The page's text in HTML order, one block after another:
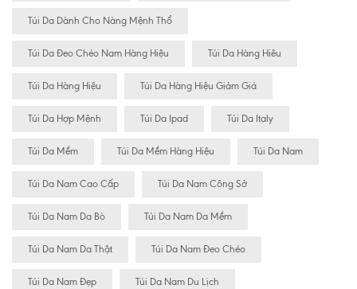
Túi Da Dành Cho Nàng Mệnh Thổ
Túi Da Đeo Chéo Nam Hàng Hiệu Túi Da Hàng Hiêu
Túi Da Hàng Hiệu Túi Da Hàng Hiệu Giảm Giá
Túi Da Hợp Mệnh Túi Da Ipad Túi Da Italy
Túi Da Mềm Túi Da Mềm Hàng Hiệu Túi Da Nam
Túi Da Nam Cao Cấp Túi Da Nam Công Sở
Túi Da Nam Da Bò Túi Da Nam Da Mềm
Túi Da Nam Da Thật Túi Da Nam Đeo Chéo
Túi Da Nam Đẹp Túi Da Nam Du Lịch